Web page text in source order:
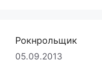
Рокнрольщик
05.09.2013